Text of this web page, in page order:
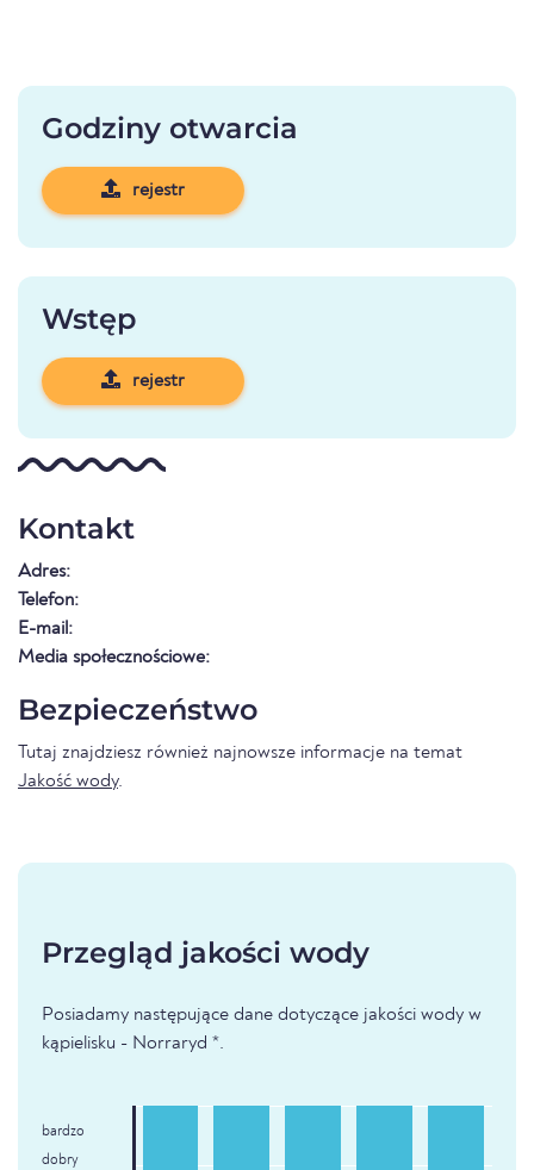
Godziny otwarcia
rejestr
Wstęp
rejestr
Kontakt
Adres:
Telefon:
E-mail:
Media społecznościowe:
Bezpieczeństwo
Tutaj znajdziesz również najnowsze informacje na temat
Jakość wody.
Przegląd jakości wody
Posiadamy następujące dane dotyczące jakości wody w
kąpielisku - Norraryd *.
bardzo
dobry